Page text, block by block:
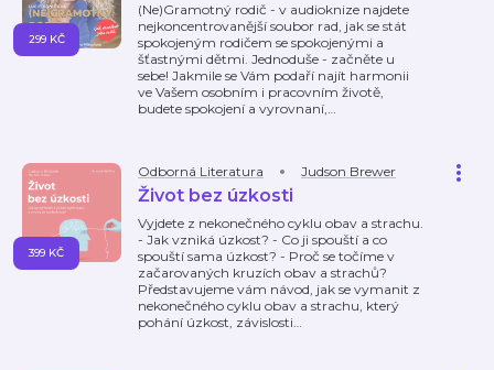
(Ne)Gramotný rodič - v audioknize najdete
nejkoncentrovanější soubor rad, jak se stát
spokojeným rodičem se spokojenými a
šťastnými dětmi. Jednoduše - začněte u
sebe! Jakmile se Vám podaří najít harmonii
ve Vašem osobním i pracovním životě,
budete spokojení a vyrovnaní,…
299 KČ
Odborná Literatura Judson Brewer
Život bez úzkosti
Vyjdete z nekonečného cyklu obav a strachu.
- Jak vzniká úzkost? - Co ji spouští a co
spouští sama úzkost? - Proč se točíme v
začarovaných kruzích obav a strachů?
Představujeme vám návod, jak se vymanit z
nekonečného cyklu obav a strachu, který
pohání úzkost, závislosti…
399 KČ